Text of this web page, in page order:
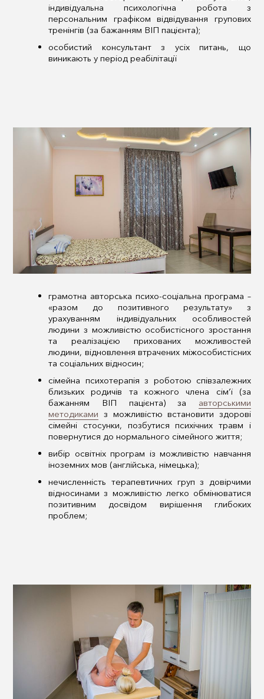
індивідуальна психологічна робота з
персональним графіком відвідування групових
тренінгів (за бажанням ВІП пацієнта);
особистий консультант з усіх питань, що
виникають у період реабілітації
грамотна авторська психо-соціальна програма –
«разом до позитивного результату» з
урахуванням індивідуальних особливостей
людини з можливістю особистісного зростання
та реалізацією прихованих можливостей
людини, відновлення втрачених міжособистісних
та соціальних відносин;
сімейна психотерапія з роботою співзалежних
близьких родичів та кожного члена сім’ї (за
бажанням ВІП пацієнта) за авторськими
методиками з можливістю встановити здорові
сімейні стосунки, позбутися психічних травм і
повернутися до нормального сімейного життя;
вибір освітніх програм із можливістю навчання
іноземних мов (англійська, німецька);
нечисленність терапевтичних груп з довірчими
відносинами з можливістю легко обмінюватися
позитивним досвідом вирішення глибоких
проблем;